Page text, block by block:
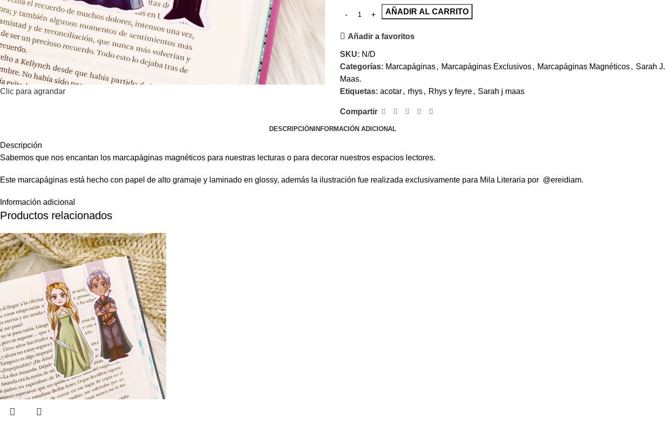
Clic para agrandar
AÑADIR AL CARRITO
Añadir a favoritos
SKU: N/D
Categorías: Marcapáginas, Marcapáginas Exclusivos, Marcapáginas Magnéticos, Sarah J.
Maas.
Etiquetas: acotar, rhys, Rhys y feyre, Sarah j maas
Compartir
DESCRIPCIÓNINFORMACIÓN ADICIONAL
Descripción
Sabemos que nos encantan los marcapáginas magnéticos para nuestras lecturas o para decorar nuestros espacios lectores.
Este marcapáginas está hecho con papel de alto gramaje y laminado en glossy, además la ilustración fue realizada exclusivamente para Mila Literaria por @ereidiam.
Información adicional
Productos relacionados